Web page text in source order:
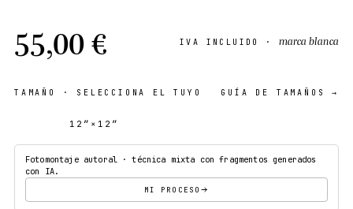
55,00 € IVA INCLUIDO · marca blanca
TAMAÑO · SELECCIONA EL TUYO GUÍA DE TAMAÑOS →
12″×12″
Fotomontaje autoral · técnica mixta con fragmentos generados
con IA.
MI PROCESO